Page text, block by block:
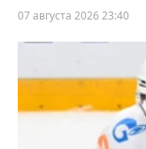
07 августа 2026 23:40